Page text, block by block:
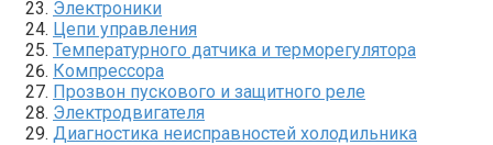
Электроники
Цепи управления
Температурного датчика и терморегулятора
Компрессора
Прозвон пускового и защитного реле
Электродвигателя
Диагностика неисправностей холодильника